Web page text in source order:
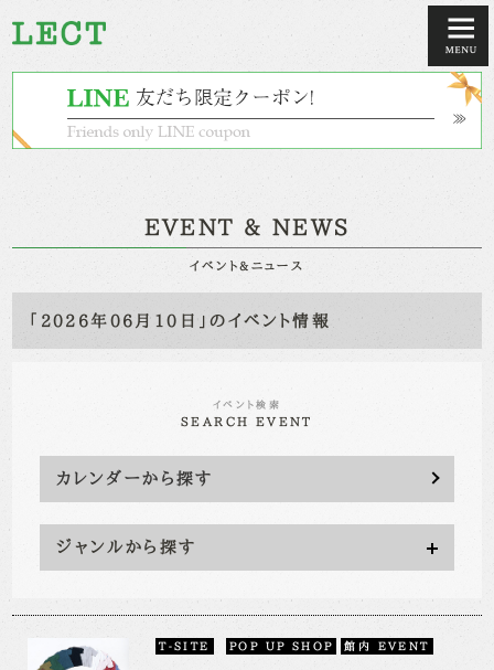
EVENT & NEWS
イベント&ニュース
「2026年06月10日」のイベント情報
イベント検索
SEARCH EVENT
カレンダーから探す
ジャンルから探す
T-SITE POP UP SHOP 館内 EVENT